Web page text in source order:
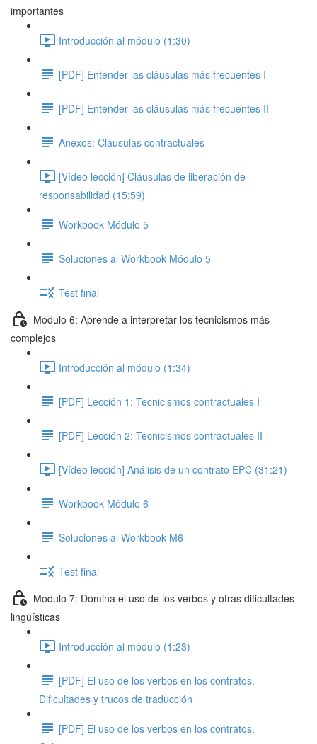
importantes
Introducción al módulo (1:30)
[PDF] Entender las cláusulas más frecuentes I
[PDF] Entender las cláusulas más frecuentes II
Anexos: Cláusulas contractuales
[Vídeo lección] Cláusulas de liberación de
responsabilidad (15:59)
Workbook Módulo 5
Soluciones al Workbook Módulo 5
Test final
Módulo 6: Aprende a interpretar los tecnicismos más
complejos
Introducción al módulo (1:34)
[PDF] Lección 1: Tecnicismos contractuales I
[PDF] Lección 2: Tecnicismos contractuales II
[Vídeo lección] Análisis de un contrato EPC (31:21)
Workbook Módulo 6
Soluciones al Workbook M6
Test final
Módulo 7: Domina el uso de los verbos y otras dificultades
lingüísticas
Introducción al módulo (1:23)
[PDF] El uso de los verbos en los contratos.
Dificultades y trucos de traducción
[PDF] El uso de los verbos en los contratos.